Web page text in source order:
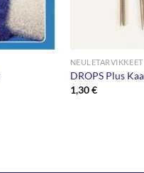
NEULETARVIKKEET
DROPS Plus
1,30€